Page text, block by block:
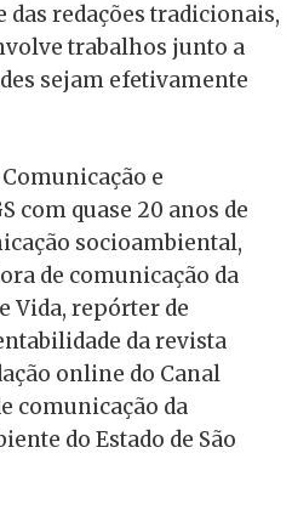
redações tradicionais,
trabalhos junto a
sejam efetivamente
e
com quase 20 anos de
socioambiental,
de comunicação da
Vida, repórter de
da revista
online do Canal
comunicação da
do Estado de São